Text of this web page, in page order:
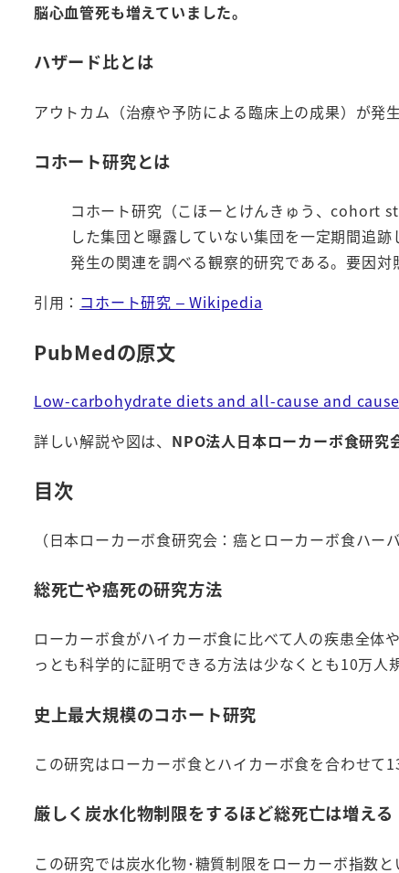
脳心血管死も増えていました。
ハザード比とは
アウトカム（治療や予防による臨床上の成果）が発
コホート研究とは
コホート研究（こほーとけんきゅう、cohort
した集団と曝露していない集団を一定期間追
発生の関連を調べる観察的研究である。要因
引用： コホート研究 – Wikipedia
PubMedの原文
Low-carbohydrate diets and all-cause and
詳しい解説や図は、 NPO法人日本ローカーボ食研究
目次
（日本ローカーボ食研究会：癌とローカーボ食ハー
総死亡や癌死の研究方法
ローカーボ食がハイカーボ食に比べて人の疾患全体
っとも科学的に証明できる方法は少なくとも10万人
史上最大規模のコホート研究
この研究はローカーボ食とハイカーボ食を合わせて
厳しく炭水化物制限をするほど総死亡は増える
この研究では炭水化物･糖質制限をローカーボ指数